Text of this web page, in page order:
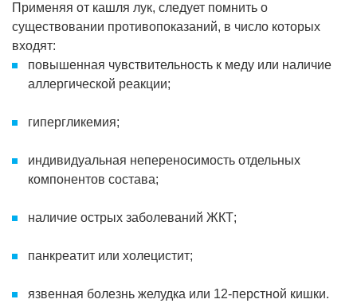
Применяя от кашля лук, следует помнить о
существовании противопоказаний, в число которых
входят:
повышенная чувствительность к меду или наличие
аллергической реакции;
гипергликемия;
индивидуальная непереносимость отдельных
компонентов состава;
наличие острых заболеваний ЖКТ;
панкреатит или холецистит;
язвенная болезнь желудка или 12-перстной кишки.